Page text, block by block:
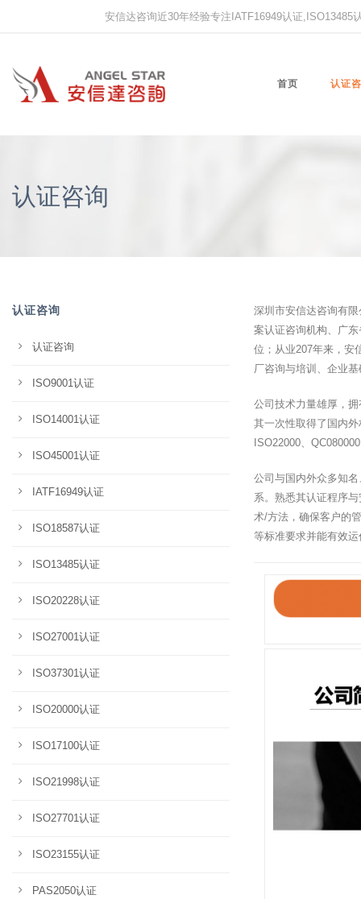
安信达咨询近30年经验专注IATF16949认证
首页 认证
认证咨询
深圳市安信达咨询有
案认证咨询机构、广
位；从业207年来，安
厂咨询与培训、企业
公司技术力量雄厚，
其一次性取得了国内
ISO22000、
公司与国内外众多知
系。熟悉其认证程序
术/方法，确保客户的
等标准要求并能有效
认证咨询
认证咨询
ISO9001认证
ISO14001认证
ISO45001认证
IATF16949认证
ISO18587认证
ISO13485认证
ISO20228认证
ISO27001认证
ISO37301认证
ISO20000认证
ISO17100认证
ISO21998认证
ISO27701认证
ISO23155认证
PAS2050认证